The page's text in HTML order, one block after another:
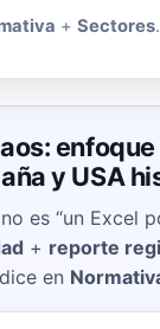
+ Sectores.
y USA
es “un Excel
+ reporte
en